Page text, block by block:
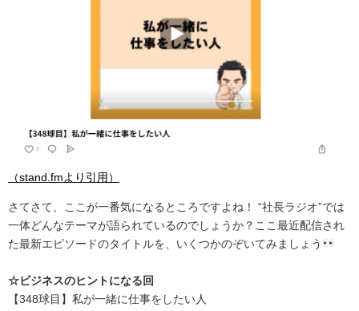
（stand.fmより引用）
さてさて、ここが一番気になるところですよね！ “社長ラジオ”では
一体どんなテーマが語られているのでしょうか？ここ最近配信され
た最新エピソードのタイトルを、いくつかのぞいてみましょう
☆ビジネスのヒントになる回
【348球目】私が一緒に仕事をしたい人